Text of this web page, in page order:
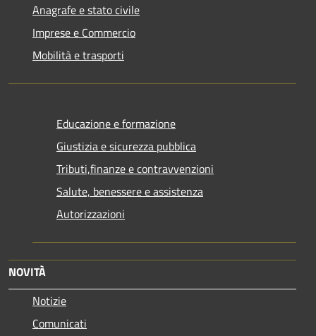
Anagrafe e stato civile
Imprese e Commercio
Mobilità e trasporti
Educazione e formazione
Giustizia e sicurezza pubblica
Tributi,finanze e contravvenzioni
Salute, benessere e assistenza
Autorizzazioni
NOVITÀ
Notizie
Comunicati